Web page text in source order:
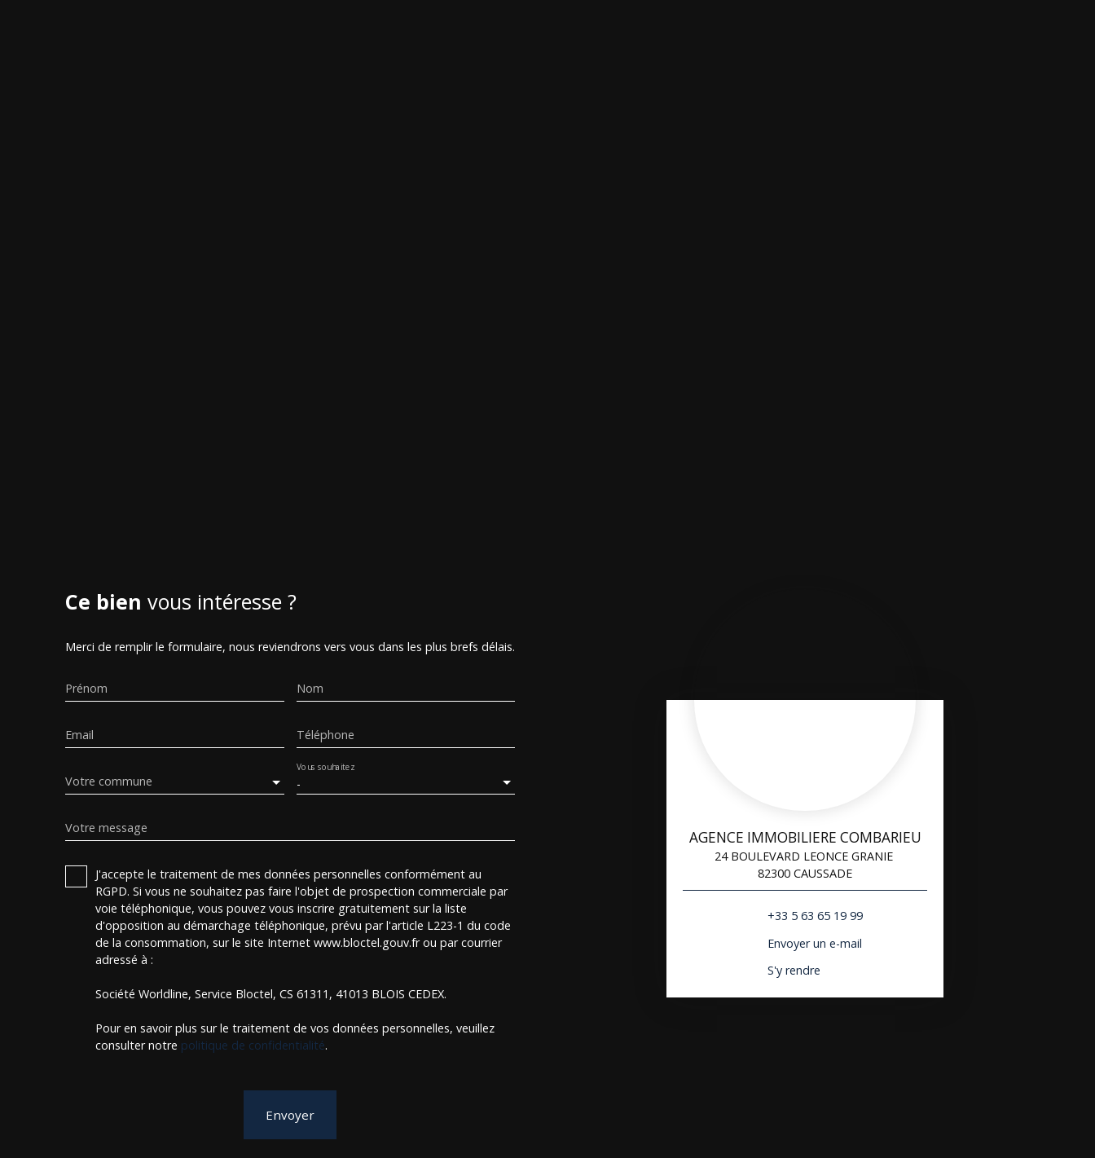
Ce bien vous intéresse ?
Merci de remplir le formulaire, nous reviendrons vers vous dans les plus brefs délais.
Prénom Nom
Email Téléphone
Votre commune -
Vous souhaitez
Votre message
J'accepte le traitement de mes données personnelles conformément au
RGPD. Si vous ne souhaitez pas faire l'objet de prospection commerciale par
voie téléphonique, vous pouvez vous inscrire gratuitement sur la liste
d'opposition au démarchage téléphonique, prévu par l'article L223-1 du code
de la consommation, sur le site Internet www.bloctel.gouv.fr ou par courrier
adressé à :
Société Worldline, Service Bloctel, CS 61311, 41013 BLOIS CEDEX.
Pour en savoir plus sur le traitement de vos données personnelles, veuillez
consulter notre politique de confidentialité.
Envoyer
AGENCE IMMOBILIERE COMBARIEU
24 BOULEVARD LEONCE GRANIE
82300 CAUSSADE
+33 5 63 65 19 99
Envoyer un e-mail
S'y rendre